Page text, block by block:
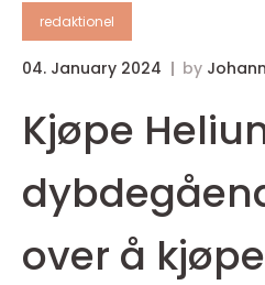
redaktionel
04. January 2024 by
Kjøpe
over å